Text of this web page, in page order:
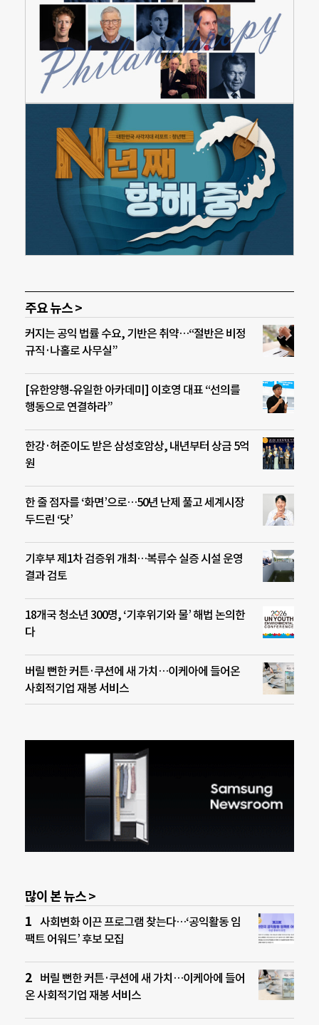
주요 뉴스 >
커지는 공익 법률 수요, 기반은 취약…“절반은 비정
규직·나홀로 사무실”
[유한양행-유일한 아카데미] 이호영 대표 “선의를
행동으로 연결하라”
한강·허준이도 받은 삼성호암상, 내년부터 상금 5억
원
한 줄 점자를 ‘화면’으로…50년 난제 풀고 세계시장
두드린 ‘닷’
기후부 제1차 검증위 개최…복류수 실증 시설 운영
결과 검토
18개국 청소년 300명, ‘기후위기와 물’ 해법 논의한
다
버릴 뻔한 커튼·쿠션에 새 가치…이케아에 들어온
사회적기업 재봉 서비스
많이 본 뉴스 >
사회변화 이끈 프로그램 찾는다…‘공익활동 임
팩트 어워드’ 후보 모집
버릴 뻔한 커튼·쿠션에 새 가치…이케아에 들어
온 사회적기업 재봉 서비스